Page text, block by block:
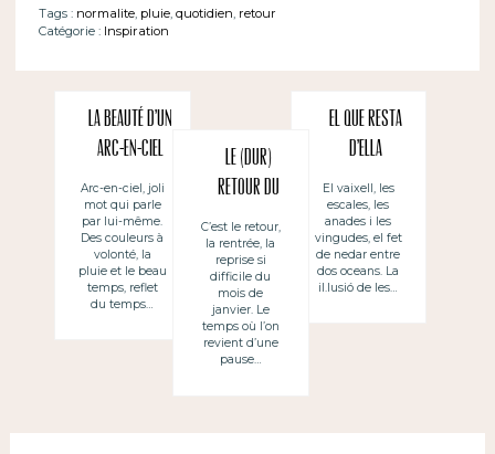
Tags : normalite, pluie, quotidien retour
Catégorie : Inspiration
La beauté d’un
arc-en-ciel
Arc-en-ciel, joli
mot qui parle
par lui-même.
Des couleurs à
volonté, la
pluie et le beau
temps, reflet
du temps…
Le (dur)
retour du
mois de
janvier
C’est le retour,
la rentrée, la
reprise si
difficile du
mois de
janvier. Le
temps où l’on
revient d’une
pause…
El que resta
d’ella
El vaixell, les
escales, les
anades i les
vingudes, el fet
de nedar entre
dos oceans. La
il.lusió de les…